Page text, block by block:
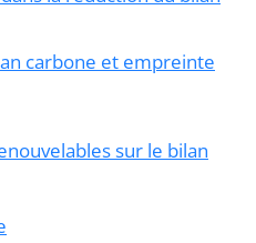
carbone et empreinte
sur le bilan